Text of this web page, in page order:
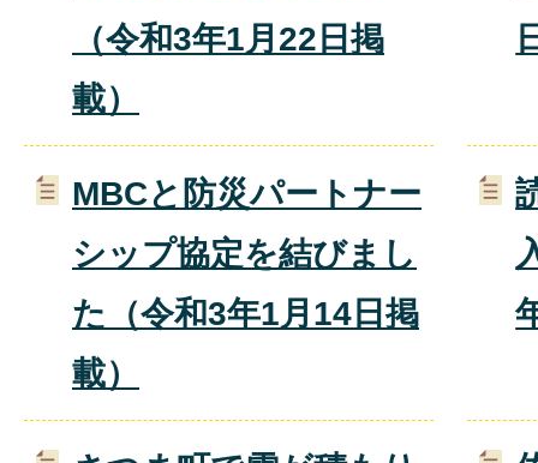
（令和3年1月22日掲
載）
MBCと防災パートナー
シップ協定を結びまし
た（令和3年1月14日掲
載）